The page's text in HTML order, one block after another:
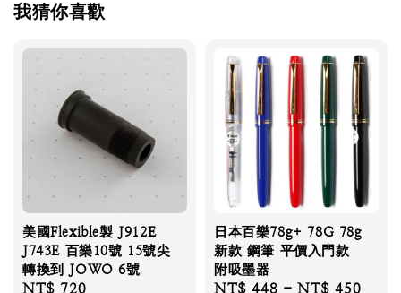
我猜你喜歡
美國Flexible製 J912E
J743E 百樂10號 15號尖
轉換到 JOWO 6號
Regular
NT$ 720
日本百樂78g+ 78G 78g
新款 鋼筆 平價入門款
附吸墨器
Regular
NT$ 448 -NT$ 450